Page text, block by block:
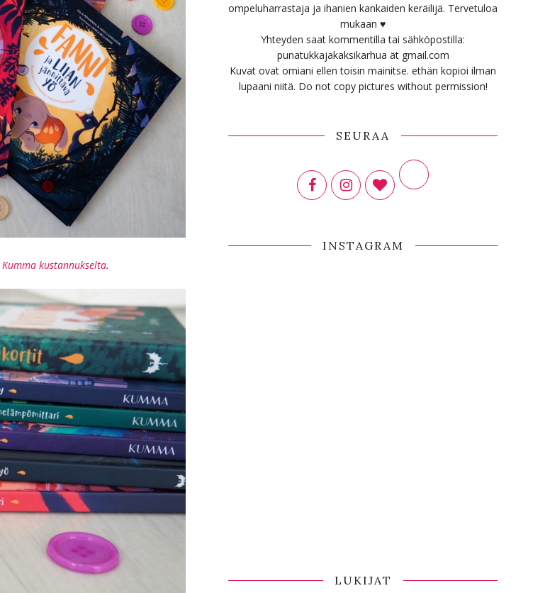
Kumma kustannukselta.
ompeluharrastaja ja ihanien kankaiden keräilijä. Tervetuloa
mukaan ♥
Yhteyden saat kommentilla tai sähköpostilla:
punatukkajakaksikarhua ät gmail.com
Kuvat ovat omiani ellen toisin mainitse. ethän kopioi ilman
lupaani niitä. Do not copy pictures without permission!
SEURAA
INSTAGRAM
LUKIJAT